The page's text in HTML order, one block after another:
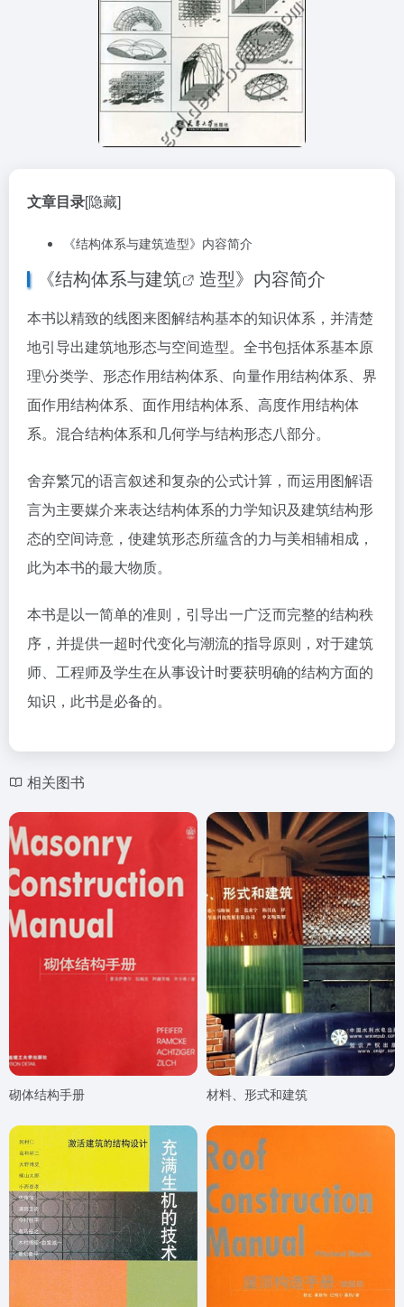
文章目录[隐藏]
《结构体系与建筑造型》内容简介
《结构体系与建筑 造型》内容简介
本书以精致的线图来图解结构基本的知识体系，并清楚
地引导出建筑地形态与空间造型。全书包括体系基本原
理\分类学、形态作用结构体系、向量作用结构体系、界
面作用结构体系、面作用结构体系、高度作用结构体
系。混合结构体系和几何学与结构形态八部分。
舍弃繁冗的语言叙述和复杂的公式计算，而运用图解语
言为主要媒介来表达结构体系的力学知识及建筑结构形
态的空间诗意，使建筑形态所蕴含的力与美相辅相成，
此为本书的最大物质。
本书是以一简单的准则，引导出一广泛而完整的结构秩
序，并提供一超时代变化与潮流的指导原则，对于建筑
师、工程师及学生在从事设计时要获明确的结构方面的
知识，此书是必备的。
相关图书
砌体结构手册 材料、形式和建筑